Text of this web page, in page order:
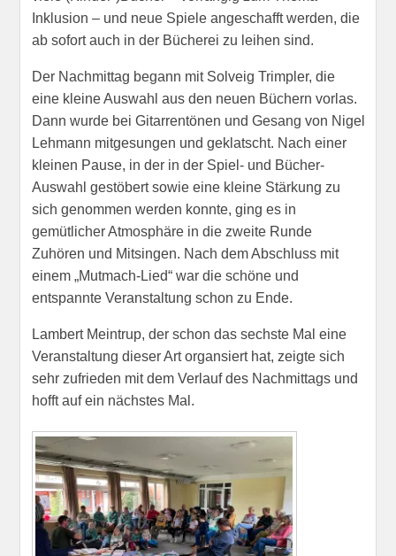
Inklusion – und neue Spiele angeschafft werden, die
ab sofort auch in der Bücherei zu leihen sind.
Der Nachmittag begann mit Solveig Trimpler, die
eine kleine Auswahl aus den neuen Büchern vorlas.
Dann wurde bei Gitarrentönen und Gesang von Nigel
Lehmann mitgesungen und geklatscht. Nach einer
kleinen Pause, in der in der Spiel- und Bücher-
Auswahl gestöbert sowie eine kleine Stärkung zu
sich genommen werden konnte, ging es in
gemütlicher Atmosphäre in die zweite Runde
Zuhören und Mitsingen. Nach dem Abschluss mit
einem „Mutmach-Lied“ war die schöne und
entspannte Veranstaltung schon zu Ende.
Lambert Meintrup, der schon das sechste Mal eine
Veranstaltung dieser Art organsiert hat, zeigte sich
sehr zufrieden mit dem Verlauf des Nachmittags und
hofft auf ein nächstes Mal.